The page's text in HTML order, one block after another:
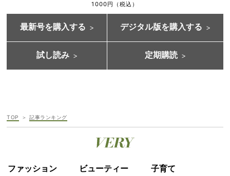
1000円（税込）
最新号を購入する デジタル版を購入する
試し読み 定期購読
TOP 記事ランキング
ファッション ビューティー 子育て